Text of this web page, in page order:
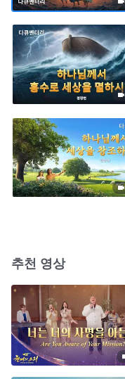
추천 영상